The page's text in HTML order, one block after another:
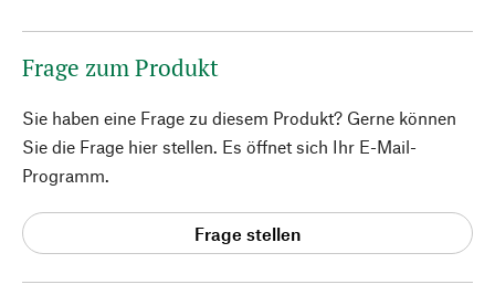
Frage zum Produkt
Sie haben eine Frage zu diesem Produkt? Gerne können
Sie die Frage hier stellen. Es öffnet sich Ihr E-Mail-
Programm.
Frage stellen